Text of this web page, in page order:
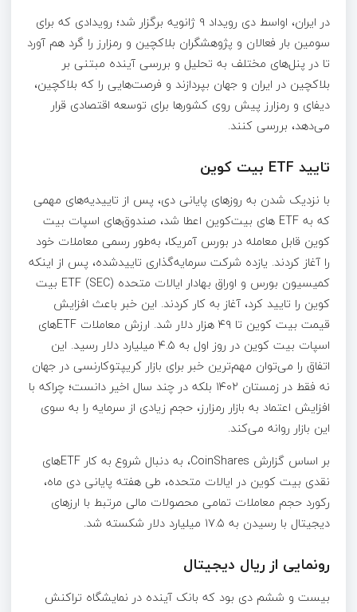
در ایران، اواسط دی رویداد ۹ ژانویه برگزار شد؛ رویدادی که برای
سومین بار فعالان و پژوهشگران بلاکچین و رمزارز را گرد هم آورد
تا در پنل‌های مختلف به تحلیل و بررسی آینده‌ مبتنی بر
بلاکچین در ایران و جهان بپردازند و فرصت‌هایی را که بلاکچین،
دیفای و رمزارز پیش روی کشورها برای توسعه اقتصادی قرار
می‌دهد، بررسی کنند.
تایید ETF بیت کوین
با نزدیک شدن به روزهای پایانی دی، پس از تاییدیه‌های مهمی
که به ETF های بیت‌کوین اعطا شد، صندوق‌های اسپات بیت
کوین قابل معامله در بورس آمریکا، به‌طور رسمی معاملات خود
را آغاز کردند. یازده شرکت سرمایه‌گذاری تاییدشده، پس از اینکه
کمیسیون بورس و اوراق بهادار ایالات متحده (SEC) ETF بیت
کوین را تایید کرد، آغاز به کار کردند. این خبر باعث افزایش
قیمت بیت کوین تا ۴۹ هزار دلار شد. ارزش معاملات ETFهای
اسپات بیت کوین در روز اول به ۴.۵ میلیارد دلار رسید. این
اتفاق را می‌توان مهم‌ترین خبر برای بازار کریپتوکارنسی در جهان
نه فقط در زمستان ۱۴۰۲ بلکه در چند سال اخیر دانست؛ چراکه با
افزایش اعتماد به بازار رمزارز، حجم زیادی از سرمایه را به سوی
این بازار روانه می‌کند.
بر اساس گزارش CoinShares، به دنبال شروع به کار ETFهای
نقدی بیت کوین در ایالات متحده، طی هفته پایانی دی ماه،
رکورد حجم معاملات تمامی محصولات مالی مرتبط با ارزهای
دیجیتال با رسیدن به ۱۷.۵ میلیارد دلار شکسته شد.
رونمایی از ریال دیجیتال
بیست و ششم دی بود که بانک آینده در نمایشگاه تراکنش